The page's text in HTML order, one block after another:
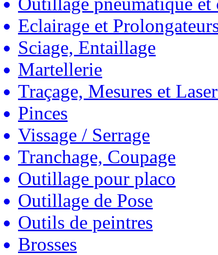
Eclairage et
Sciage, Entaillage
Martellerie
Traçage, Mesures et
Pinces
Vissage / Serrage
Tranchage, Coupage
Outillage pour placo
Outillage de Pose
Outils de peintres
Brosses